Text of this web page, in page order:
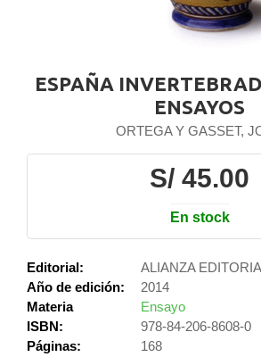
ESPAÑA
ENSAYOS
ORTEGA Y GASSET,
S/ 45.00
En stock
Editorial:
ALIANZA
Año de edición:
2014
Materia
Ensayo
ISBN:
978-84-206-8608-0
Páginas:
168